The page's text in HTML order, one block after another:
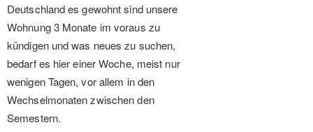
Deutschland es gewohnt sind unsere
Wohnung 3 Monate im voraus zu
kündigen und was neues zu suchen,
bedarf es hier einer Woche, meist nur
wenigen Tagen, vor allem in den
Wechselmonaten zwischen den
Semestern.